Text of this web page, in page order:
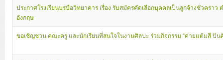
ประกาศโรงเรียนบรบือวิทยาคาร เรื่อง รับสมัครคัดเลือกบุคคลเป็นลูกจ้างชั่วคร
อังกฤษ
ขอเชิญชวน คณะครู และนักเรียนที่สนใจในงานศิลปะ ร่วมกิจกรรม “ค่ายแต้มสี ปัน